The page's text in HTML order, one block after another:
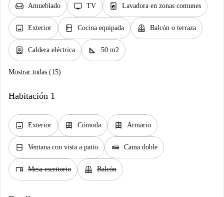
chair Amueblado tv TV local_laundry_service Lavadora en zonas comunes
image Exterior kitchen Cocina equipada balcony Balcón o terraza
water_heater Caldera eléctrica square_foot 50 m2
Mostrar todas (15)
Habitación 1
image Exterior dresser Cómoda dresser Armario
window_closed Ventana con vista a patio airline_seat_flat Cama doble
desk Mesa escritorio balcony Balcón